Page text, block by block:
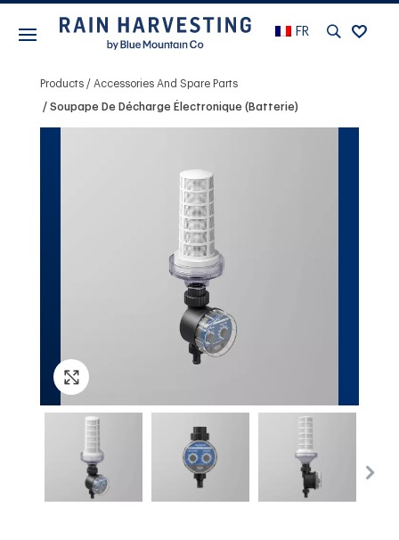
FR
Products Accessories And Spare Parts
Soupape De Décharge Électronique (batterie)